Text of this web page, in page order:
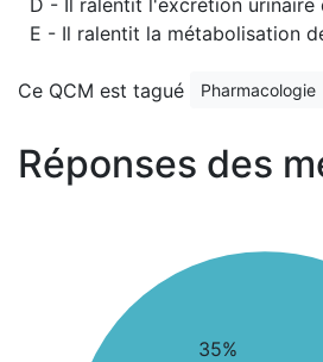
D - Il ralentit l'excrétion urinaire
E - Il ralentit la métabolisation
Ce QCM est tagué Pharmacologie
Réponses des
35%